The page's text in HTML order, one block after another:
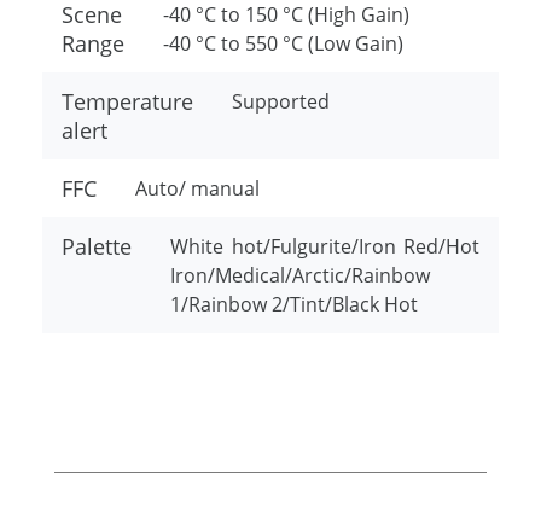
Scene
Range
-40 °C to 150 °C (High Gain)
-40 °C to 550 °C (Low Gain)
Temperature
alert
Supported
FFC Auto/ manual
Palette
White hot/Fulgurite/Iron Red/Hot
Iron/Medical/Arctic/Rainbow
1/Rainbow 2/Tint/Black Hot